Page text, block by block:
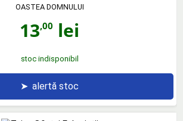
OASTEA DOMNULUI
13,00 lei
stoc indisponibil
➤ alertă stoc